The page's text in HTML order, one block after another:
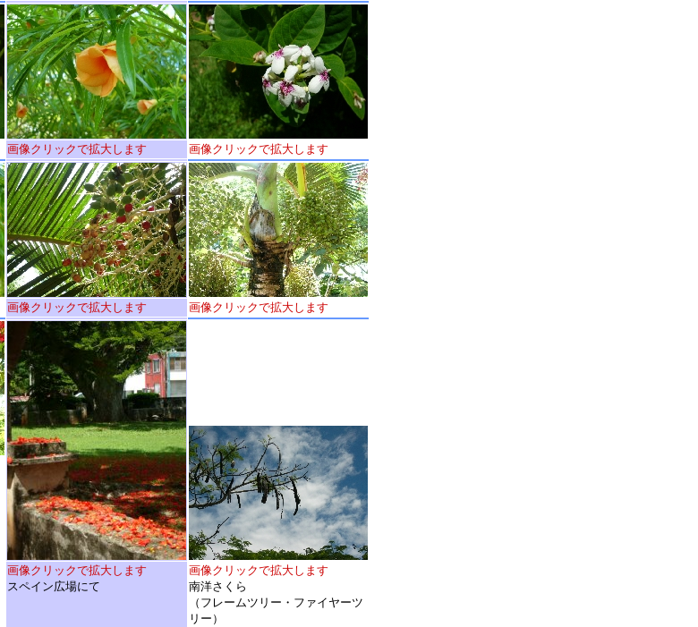
画像クリックで拡大します 画像クリックで拡大します
画像クリックで拡大します 画像クリックで拡大します
画像クリックで拡大します
スペイン広場にて
画像クリックで拡大します
南洋さくら
（フレームツリー・ファイヤーツ
リー）